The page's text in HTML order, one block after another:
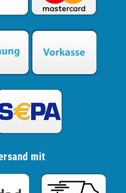
mit